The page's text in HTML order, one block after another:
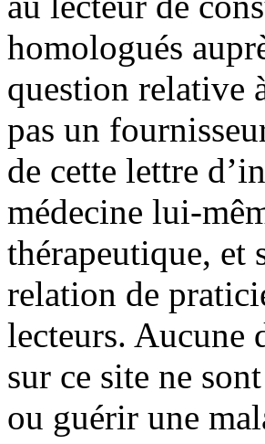
homologués
question relative
pas un
de cette lettre
médecine lui-
thérapeutique, et
relation de
lecteurs. Aucune
sur ce site ne
ou guérir une